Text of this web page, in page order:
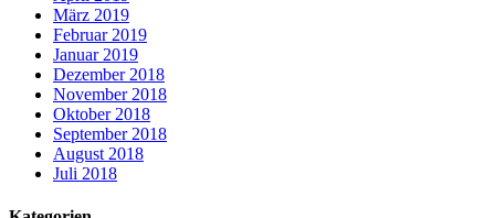
März 2019
Februar 2019
Januar 2019
Dezember 2018
November 2018
Oktober 2018
September 2018
August 2018
Juli 2018